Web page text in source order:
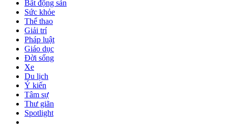
Bất động sản
Sức khỏe
Thể thao
Giải trí
Pháp luật
Giáo dục
Đời sống
Xe
Du lịch
Ý kiến
Tâm sự
Thư giãn
Spotlight